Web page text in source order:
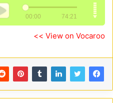
View on Vocaroo >>